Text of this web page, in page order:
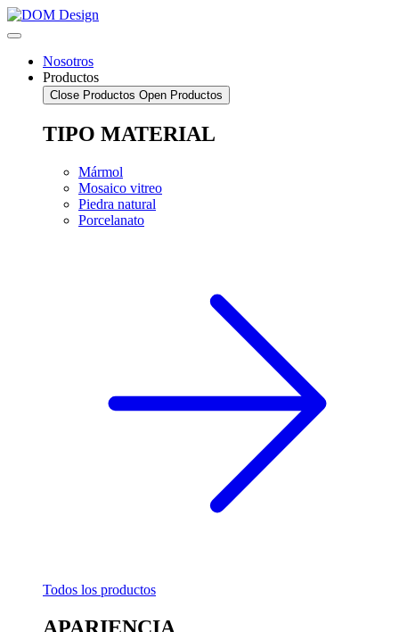
Saltar
al
Nosotros
Productos
Close Productos Open Productos
TIPO MATERIAL
Mármol
Mosaico vitreo
Piedra natural
Porcelanato
Todos los productos
APARIENCIA